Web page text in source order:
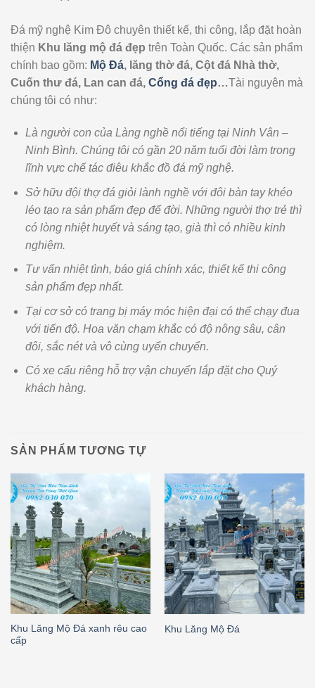
Đá mỹ nghệ Kim Đô chuyên thiết kế, thi công, lắp đặt hoàn
thiện Khu lăng mộ đá đẹp trên Toàn Quốc. Các sản phẩm
chính bao gồm: Mộ Đá, lăng thờ đá, Cột đá Nhà thờ,
Cuốn thư đá, Lan can đá, Cổng đá đẹp…Tài nguyên mà
chúng tôi có như:
Là người con của Làng nghề nổi tiếng tại Ninh Vân –
Ninh Bình. Chúng tôi có gần 20 năm tuổi đời làm trong
lĩnh vực chế tác điêu khắc đồ đá mỹ nghệ.
Sở hữu đội thợ đá giỏi lành nghề với đôi bàn tay khéo
léo tạo ra sản phẩm đẹp để đời. Những người thợ trẻ thì
có lòng nhiệt huyết và sáng tạo, già thì có nhiều kinh
nghiệm.
Tư vấn nhiệt tình, báo giá chính xác, thiết kế thi công
sản phẩm đẹp nhất.
Tại cơ sở có trang bị máy móc hiện đại có thể chạy đua
với tiến độ. Hoa văn chạm khắc có độ nông sâu, cân
đôi, sắc nét và vô cùng uyển chuyển.
Có xe cẩu riêng hỗ trợ vận chuyển lắp đặt cho Quý
khách hàng.
SẢN PHẨM TƯƠNG TỰ
Khu Lăng Mộ Đá xanh rêu cao
cấp
Khu Lăng Mộ Đá